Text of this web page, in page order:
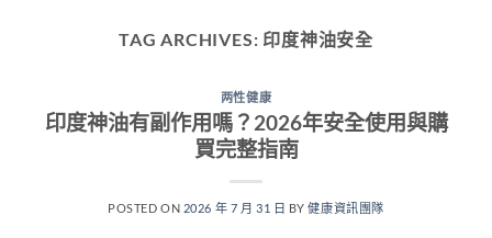
TAG ARCHIVES: 印度神油安全
两性健康
印度神油有副作用嗎？2026年安全使用與購
買完整指南
POSTED ON 2026 年 7 月 31 日 BY健康資訊團隊